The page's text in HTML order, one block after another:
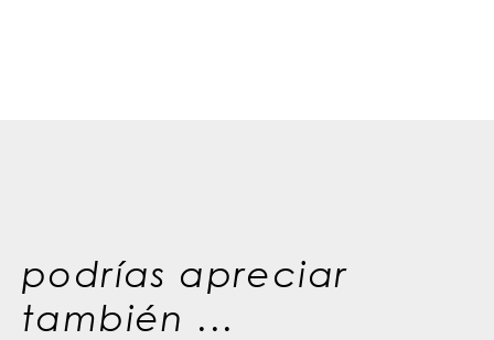
podrías apreciar
también ...